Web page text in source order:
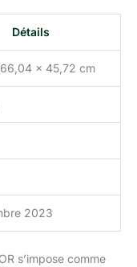
Détails
x 45,72 cm
2023
s’impose comme